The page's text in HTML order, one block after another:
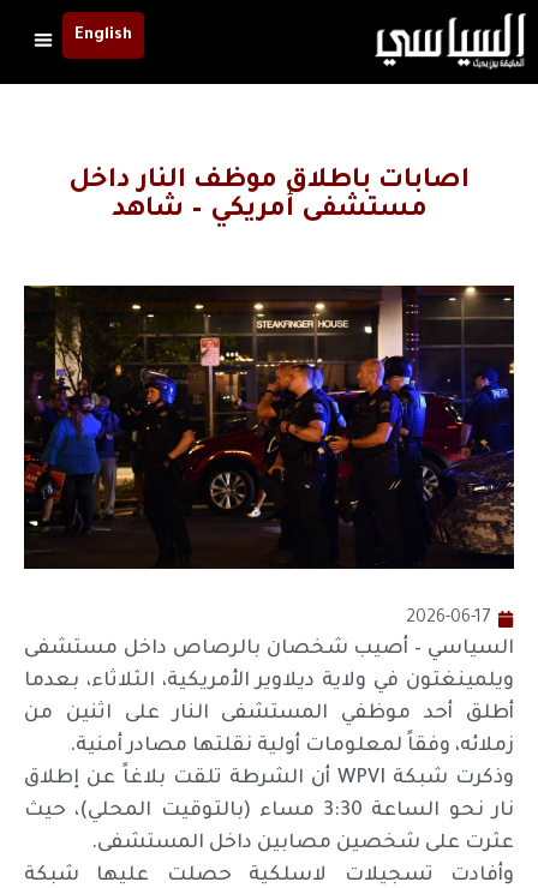
English
اصابات باطلاق موظف النار داخل
مستشفى أمريكي – شاهد
2026-06-17
السياسي – أصيب شخصان بالرصاص داخل مستشفى
ويلمينغتون في ولاية ديلاوير الأمريكية، الثلاثاء، بعدما
أطلق أحد موظفي المستشفى النار على اثنين من
زملائه، وفقاً لمعلومات أولية نقلتها مصادر أمنية.
وذكرت شبكة WPVI أن الشرطة تلقت بلاغاً عن إطلاق
نار نحو الساعة 3:30 مساء (بالتوقيت المحلي)، حيث
عثرت على شخصين مصابين داخل المستشفى.
وأفادت تسجيلات لاسلكية حصلت عليها شبكة